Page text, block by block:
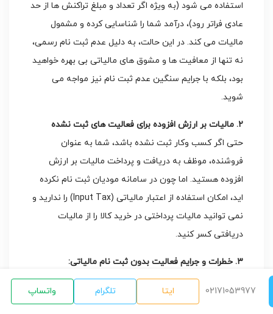
02171053977 ایتا تلگرام واتساپ
استفاده می شود (به ویژه اگر تعداد و مبلغ تراکنش ها از حد
عادی فراتر رود)، درآمد شما را شناسایی کرده و مشمول
مالیات می کند. در این حالت، به دلیل عدم ثبت نام رسمی،
نه تنها از معافیت ها و مشوق های مالیاتی بی بهره خواهید
بود، بلکه با جرایم سنگین عدم ثبت نام نیز مواجه می
شوید.
۲. مالیات بر ارزش افزوده برای فعالیت های ثبت نشده
حتی اگر کسب وکار ثبت نشده باشد، شما به عنوان
فروشنده، موظف به دریافت و پرداخت مالیات بر ارزش
افزوده هستید. اما چون در سامانه مودیان ثبت نام نکرده
اید، امکان استفاده از اعتبار مالیاتی (Input Tax) را ندارید و
نمی توانید مالیات پرداختی در خرید کالا را از مالیات
دریافتی کسر کنید.
۳. خطرات و جرایم فعالیت بدون ثبت نام مالیاتی:
جریمه عدم ثبت نام در سامانه مودیان (تا ۳۰٪ مبلغ
تراکنش ها)